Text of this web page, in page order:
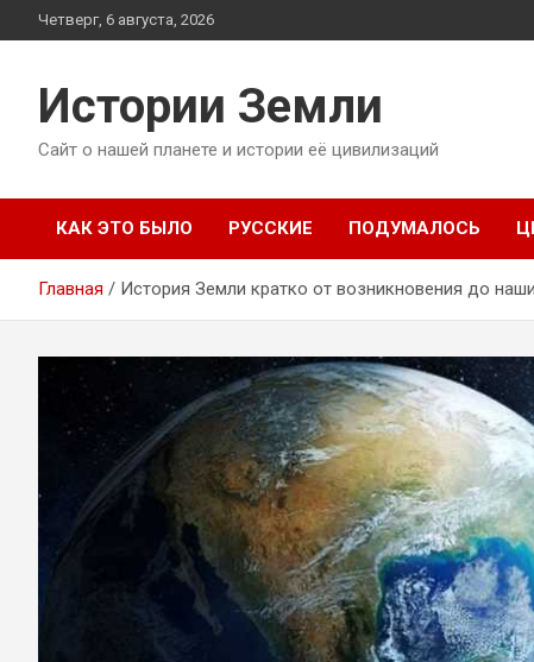
Перейти
к
Четверг, 6 августа, 2026
Истории Земли
Сайт о нашей планете и истории её цивилизаций
КАК ЭТО БЫЛО РУССКИЕ ПОДУМАЛОСЬ
Главная История Земли кратко от возникновения до